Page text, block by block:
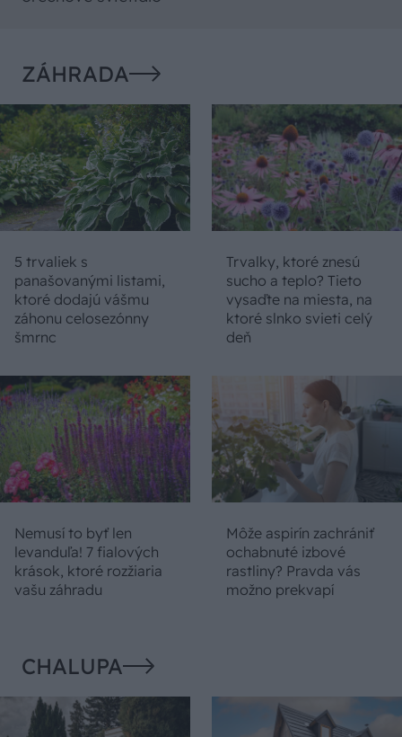
ZÁHRADA
5 trvaliek s
panašovanými listami,
ktoré dodajú vášmu
záhonu celosezónny
šmrnc
Trvalky, ktoré znesú
sucho a teplo? Tieto
vysaďte na miesta, na
ktoré slnko svieti celý
deň
Nemusí to byť len
levanduľa! 7 fialových
krások, ktoré rozžiaria
vašu záhradu
Môže aspirín zachrániť
ochabnuté izbové
rastliny? Pravda vás
možno prekvapí
CHALUPA